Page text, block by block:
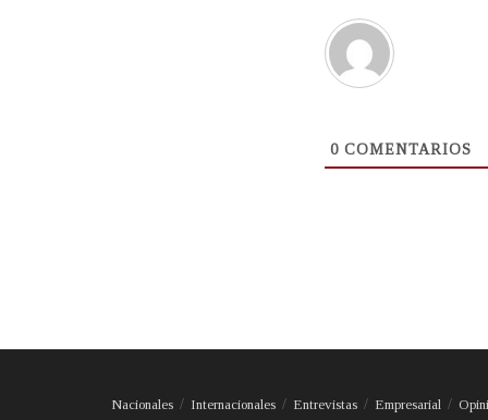
0 COMENTARIOS
Nacionales Internacionales Entrevistas Empresarial